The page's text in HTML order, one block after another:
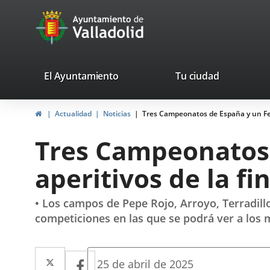
Portal
Web
Ayuntamiento
de
valladolid.es
El Ayuntamiento Tu ciudad
InicioActualidad Noticias Tres Campeonatos de España y un
Tres
aperitivos de la
• Los campos de Pepe Rojo, Arroyo,
competiciones en las que se podrá ver a los
Twitter
EnlaceFacebook
Enlace
Fecha
25 de abril de 2025